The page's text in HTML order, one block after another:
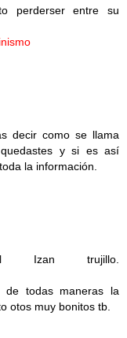
perderser entre su
decir como se llama
y si es así
la información.
Izan trujillo.
todas maneras la
otos muy bonitos tb.